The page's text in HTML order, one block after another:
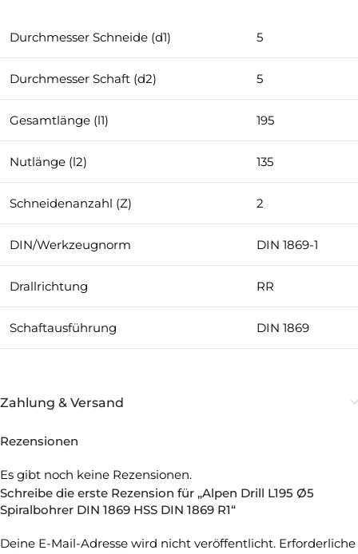
Durchmesser Schneide (d1) 5
Durchmesser Schaft (d2) 5
Gesamtlänge (l1) 195
Nutlänge (l2) 135
Schneidenanzahl (Z) 2
DIN/Werkzeugnorm DIN 1869-1
Drallrichtung RR
Schaftausführung DIN 1869
Zahlung & Versand
Rezensionen
Es gibt noch keine Rezensionen.
Schreibe die erste Rezension für „Alpen Drill L195 Ø5
Spiralbohrer DIN 1869 HSS DIN 1869 R1“
Deine E-Mail-Adresse wird nicht veröffentlicht. Erforderliche